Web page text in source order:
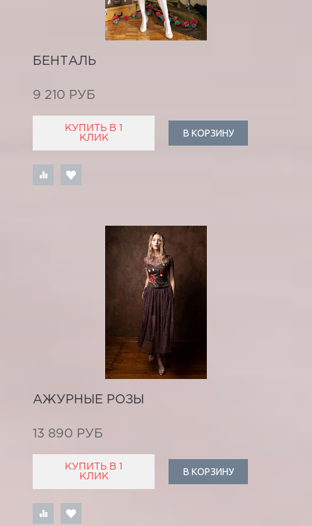
БЕНТАЛЬ
9 210 РУБ
КУПИТЬ В 1
КЛИК
В КОРЗИНУ
АЖУРНЫЕ РОЗЫ
13 890 РУБ
КУПИТЬ В 1
КЛИК
В КОРЗИНУ